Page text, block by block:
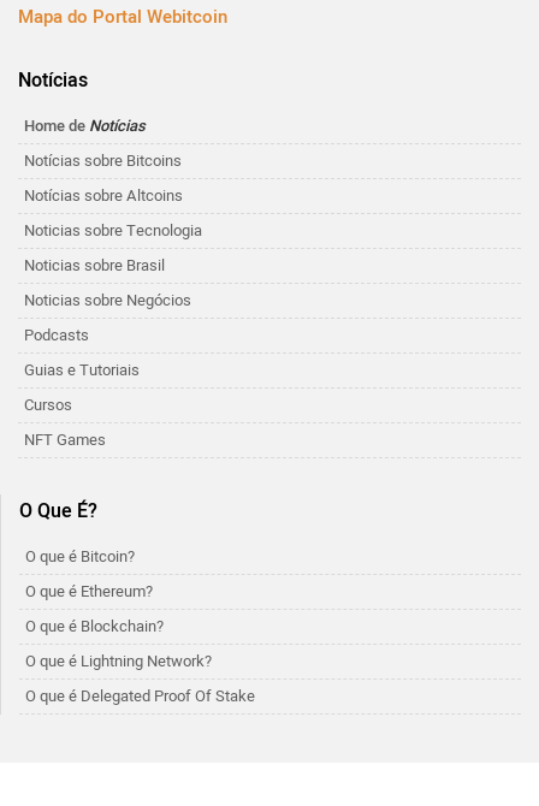
Mapa do Portal Webitcoin
Notícias
Home de Notícias
Notícias sobre Bitcoins
Notícias sobre Altcoins
Noticias sobre Tecnologia
Noticias sobre Brasil
Noticias sobre Negócios
Podcasts
Guias e Tutoriais
Cursos
NFT Games
O Que É?
O que é Bitcoin?
O que é Ethereum?
O que é Blockchain?
O que é Lightning Network?
O que é Delegated Proof Of Stake